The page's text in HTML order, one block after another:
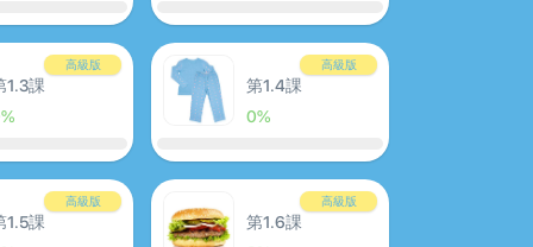
高級版
1.3課
高級版
第1.4課
0%
高級版
1.5課
高級版
第1.6課